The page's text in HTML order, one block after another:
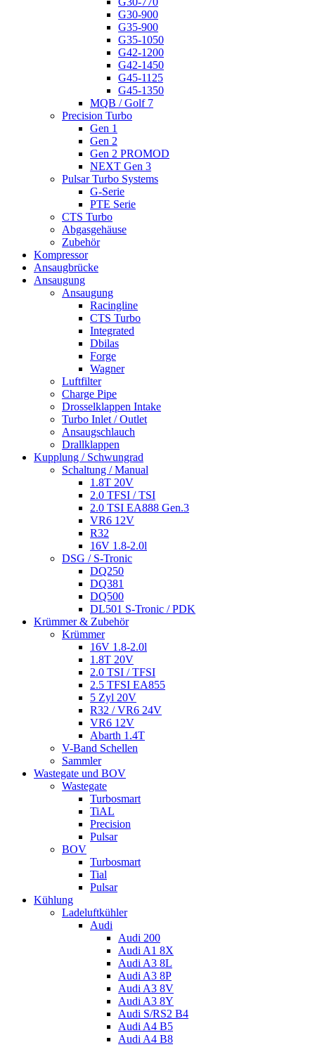
G30-900
G35-900
G35-1050
G42-1200
G42-1450
G45-1125
G45-1350
MQB / Golf 7
Precision Turbo
Gen 1
Gen 2
Gen 2 PROMOD
NEXT Gen 3
Pulsar Turbo Systems
G-Serie
PTE Serie
CTS Turbo
Abgasgehäuse
Zubehör
Kompressor
Ansaugbrücke
Ansaugung
Ansaugung
Racingline
CTS Turbo
Integrated
Dbilas
Forge
Wagner
Luftfilter
Charge Pipe
Drosselklappen Intake
Turbo Inlet / Outlet
Ansaugschlauch
Drallklappen
Kupplung / Schwungrad
Schaltung / Manual
1.8T 20V
2.0 TFSI / TSI
2.0 TSI EA888 Gen.3
VR6 12V
R32
16V 1.8-2.0l
DSG / S-Tronic
DQ250
DQ381
DQ500
DL501 S-Tronic / PDK
Krümmer & Zubehör
Krümmer
16V 1.8-2.0l
1.8T 20V
2.0 TSI / TFSI
2.5 TFSI EA855
5 Zyl 20V
R32 / VR6 24V
VR6 12V
Abarth 1.4T
V-Band Schellen
Sammler
Wastegate und BOV
Wastegate
Turbosmart
TiAL
Precision
Pulsar
BOV
Turbosmart
Tial
Pulsar
Kühlung
Ladeluftkühler
Audi
Audi 200
Audi A1 8X
Audi A3 8L
Audi A3 8P
Audi A3 8V
Audi A3 8Y
Audi S/RS2 B4
Audi A4 B5
Audi A4 B8